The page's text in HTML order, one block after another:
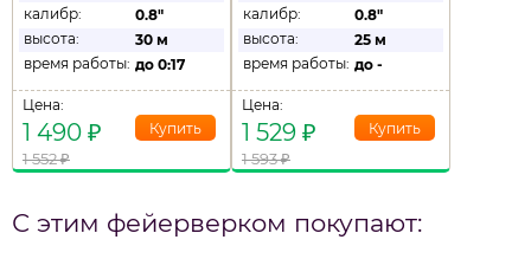
калибр:
0.8"
высота:
30 м
время работы: до 0:17
Цена:
1 490 ₽
1 552₽
калибр:
0.8"
высота:
25 м
время работы: до -
Цена:
1 529 ₽
1 593₽
С этим фейерверком покупают: